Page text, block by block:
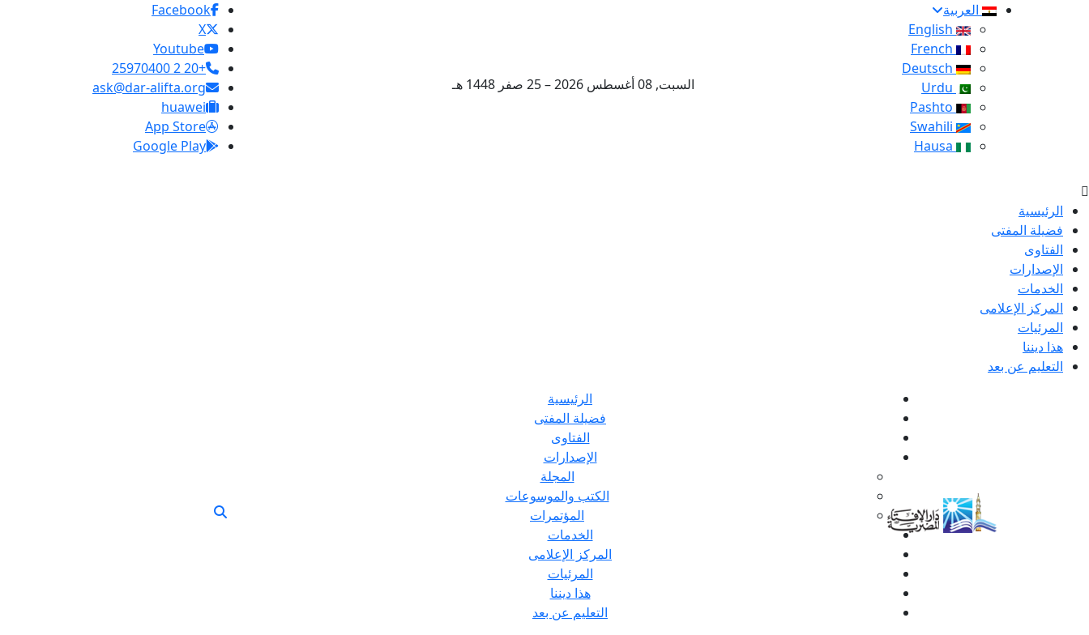
العربية
السبت, 08 أغسطس 2026 – 25 صفر 1448 هـ
Facebook
X
Youtube
+20 2 25970400
ask@dar-alifta.org
huawei
App Store
Google Play
الرئيسية
فضيلة المفتى
الفتاوى
الإصدارات
الخدمات
المركز الإعلامى
المرئيات
هذا ديننا
التعليم عن بعد
الرئيسية
فضيلة المفتى
الفتاوى
الإصدارات
المجلة
الكتب والموسوعات
المؤتمرات
الخدمات
المركز الإعلامى
المرئيات
هذا ديننا
التعليم عن بعد